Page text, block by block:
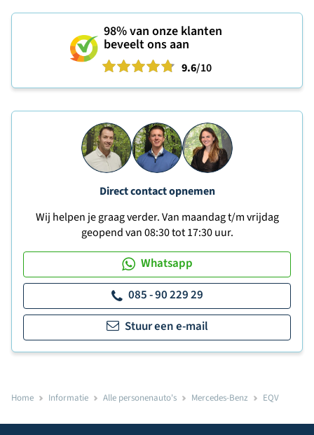
98%van onze klanten
beveelt ons aan
9.6/10
Direct contact opnemen
Wij helpen je graag verder. Van maandag t/m vrijdag
geopend van 08:30 tot 17:30 uur.
Whatsapp
085 - 90 229 29
Stuur een e-mail
Home Informatie Alle personenauto's Mercedes-Benz EQV